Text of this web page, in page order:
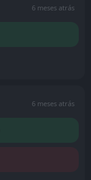
6 meses atrás
6 meses atrás